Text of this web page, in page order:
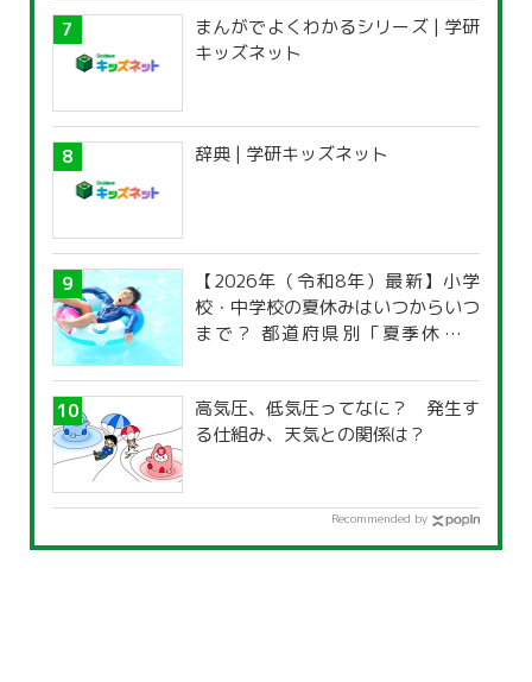
まんがでよくわかるシリーズ | 学研
キッズネット
辞典 | 学研キッズネット
【2026年（令和8年）最新】小学
校・中学校の夏休みはいつからいつ
まで？ 都道府県別「夏季休暇一
高気圧、低気圧ってなに？ 発生す
る仕組み、天気との関係は？
Recommended by